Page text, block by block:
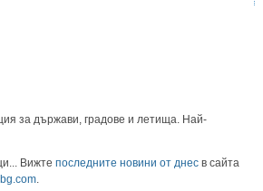
за държави, градове и летища. Най-
Вижте последните новини от днес в сайта